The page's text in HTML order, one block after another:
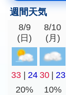
週間天気
8/9
(日)
8/10
(月)
33 | 24 30 | 23
20%
10%